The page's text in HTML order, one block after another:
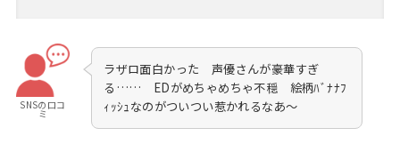
SNSの口コ
ミ
ラザロ面白かった 声優さんが豪華すぎ
る…… EDがめちゃめちゃ不穏 絵柄ﾊﾞﾅﾅﾌ
ｨｯｼｭなのがついつい惹かれるなあ～